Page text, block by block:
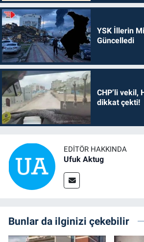
YSK İllerin
Güncelledi
CHP’li vekil,
dikkat çekti!
EDITÖR HAKKINDA
Ufuk Aktug
Bunlar da ilginizi çekebilir